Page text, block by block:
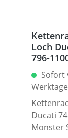
Adapter
Zubehör.
Loch
796-
Sofort
Werktage
Ducati
Monster